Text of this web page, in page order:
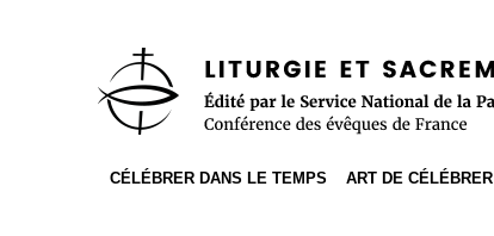
Accès direct à la recherche
CÉLÉBRER DANS LE TEMPS ART DE CÉLÉBRER